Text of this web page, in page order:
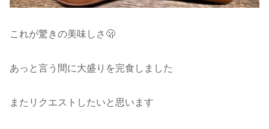
これが驚きの美味しさ🫢
あっと言う間に大盛りを完食しました
またリクエストしたいと思います